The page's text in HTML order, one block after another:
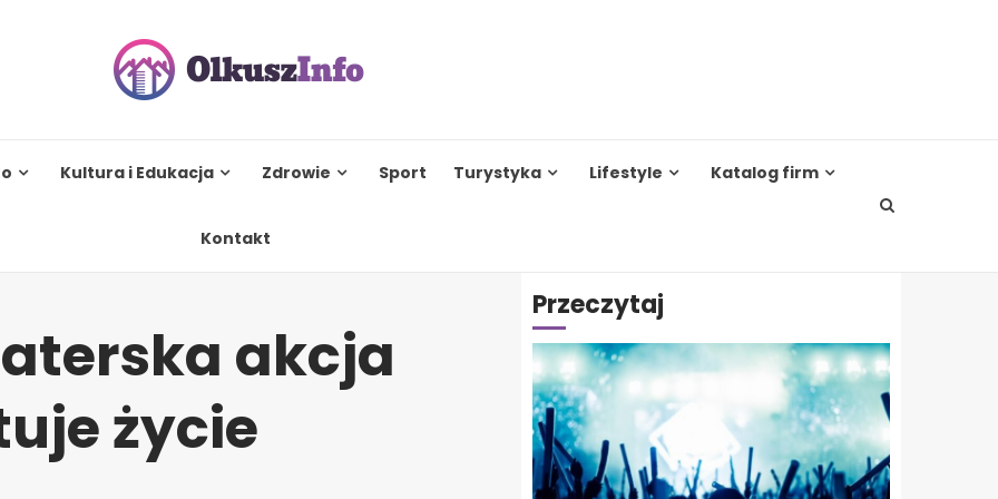
Kultura i Edukacja Zdrowie Sport Turystyka Lifestyle Katalog firm
Kontakt
akcja
życie
Przeczytaj